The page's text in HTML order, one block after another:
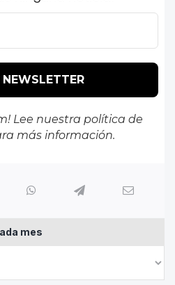
Lee nuestra política de
más información.
mes